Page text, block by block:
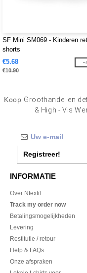
SF Mini SM069 - Kinderen
shorts
€5.68
€10.90
-
Koop Groothandel en
& High - Vis
Registreer!
INFORMATIE
Over Ntextil
Track my order now
Betalingsmogelijkheden
Levering
Restitutie / retour
Help & FAQs
Onze afspraken